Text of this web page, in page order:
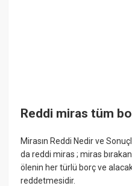
Reddi miras tüm
Mirasın Reddi Nedir ve
da reddi miras ; miras
ölenin her türlü borç ve
reddetmesidir.